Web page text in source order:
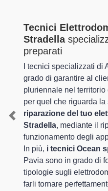
Tecnici
Stradella
preparati
I tecnici specializzati di
grado di garantire al
pluriennale nel
per quel che riguarda
riparazione del tuo
Stradella, mediante il
funzionamento degli
In più, i tecnici Ocean
Pavia sono in grado di
tipologie sugli
farli tornare
Previous